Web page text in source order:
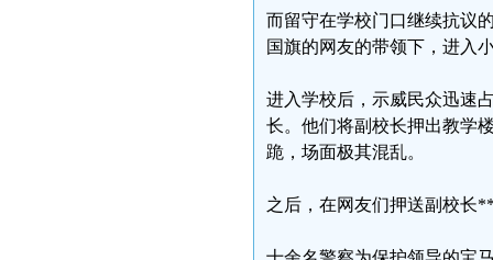
而留守在学校门口继续抗议
国旗的网友的带领下，进入
进入学校后，示威民众迅速
长。他们将副校长押出教学
跪，场面极其混乱。
之后，在网友们押送副校长